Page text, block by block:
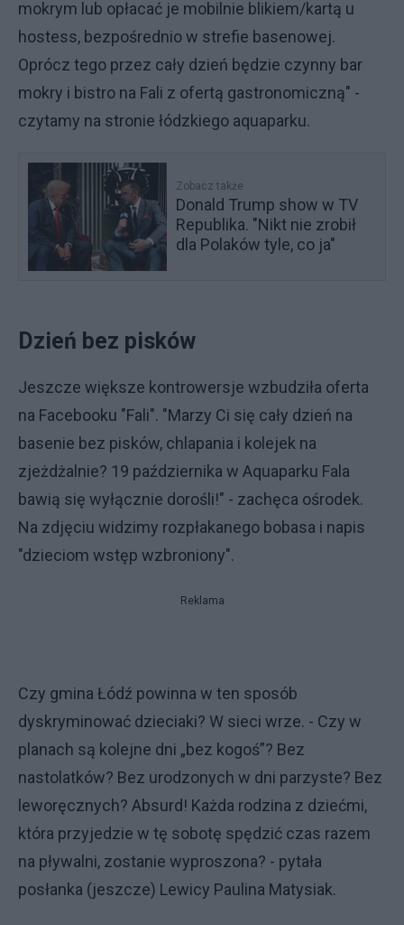
mokrym lub opłacać je mobilnie blikiem/kartą u
hostess, bezpośrednio w strefie basenowej.
Oprócz tego przez cały dzień będzie czynny bar
mokry i bistro na Fali z ofertą gastronomiczną" -
czytamy na stronie łódzkiego aquaparku.
Zobacz także
Donald Trump show w TV
Republika. "Nikt nie zrobił
dla Polaków tyle, co ja"
Dzień bez pisków
Jeszcze większe kontrowersje wzbudziła oferta
na Facebooku "Fali". "Marzy Ci się cały dzień na
basenie bez pisków, chlapania i kolejek na
zjeżdżalnie? 19 października w Aquaparku Fala
bawią się wyłącznie dorośli!" - zachęca ośrodek.
Na zdjęciu widzimy rozpłakanego bobasa i napis
"dzieciom wstęp wzbroniony".
Reklama
Czy gmina Łódź powinna w ten sposób
dyskryminować dzieciaki? W sieci wrze. - Czy w
planach są kolejne dni „bez kogoś”? Bez
nastolatków? Bez urodzonych w dni parzyste? Bez
leworęcznych? Absurd! Każda rodzina z dziećmi,
która przyjedzie w tę sobotę spędzić czas razem
na pływalni, zostanie wyproszona? - pytała
posłanka (jeszcze) Lewicy Paulina Matysiak.